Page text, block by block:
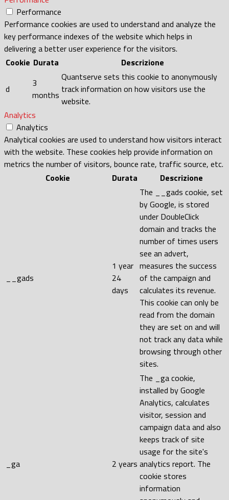
Performance
Performance cookies are used to understand and analyze the
key performance indexes of the website which helps in
delivering a better user experience for the visitors.
Cookie Durata Descrizione
d
3
months
Quantserve sets this cookie to anonymously
track information on how visitors use the
website.
Analytics
Analytics
Analytical cookies are used to understand how visitors interact
with the website. These cookies help provide information on
metrics the number of visitors, bounce rate, traffic source, etc.
Cookie
Durata Descrizione
__gads
1 year
24
days
The __gads cookie, set
by Google, is stored
under DoubleClick
domain and tracks the
number of times users
see an advert,
measures the success
of the campaign and
calculates its revenue.
This cookie can only be
read from the domain
they are set on and will
not track any data while
browsing through other
sites.
_ga 2 years
The _ga cookie,
installed by Google
Analytics, calculates
visitor, session and
campaign data and also
keeps track of site
usage for the site's
analytics report. The
cookie stores
information